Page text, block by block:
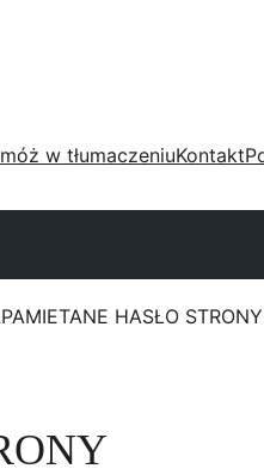
w tłumaczeniuKontakt
HASŁO STRONY